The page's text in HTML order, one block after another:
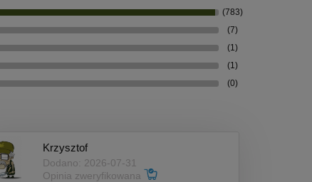
(783)
(7)
(1)
(1)
(0)
Krzysztof
Dodano: 2026-07-31
Opinia zweryfikowana